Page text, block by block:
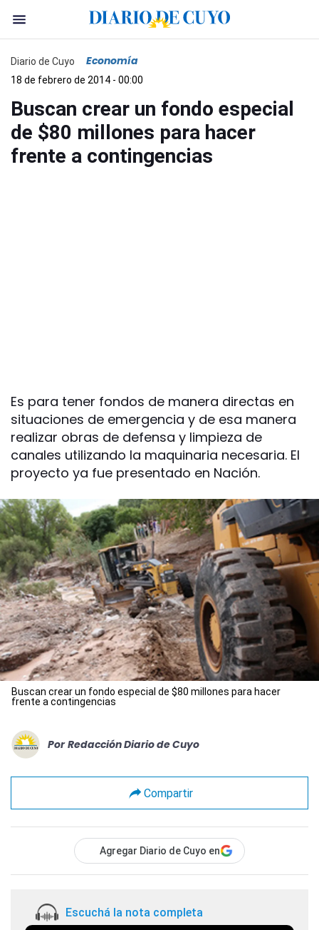
Diario de Cuyo Economía
18 de febrero de 2014 - 00:00
Buscan crear un fondo especial
de $80 millones para hacer
frente a contingencias
Es para tener fondos de manera directas en
situaciones de emergencia y de esa manera
realizar obras de defensa y limpieza de
canales utilizando la maquinaria necesaria. El
proyecto ya fue presentado en Nación.
Buscan crear un fondo especial de $80 millones para hacer
frente a contingencias
Por Redacción Diario de Cuyo
Compartir
Agregar Diario de Cuyo en
Escuchá la nota completa